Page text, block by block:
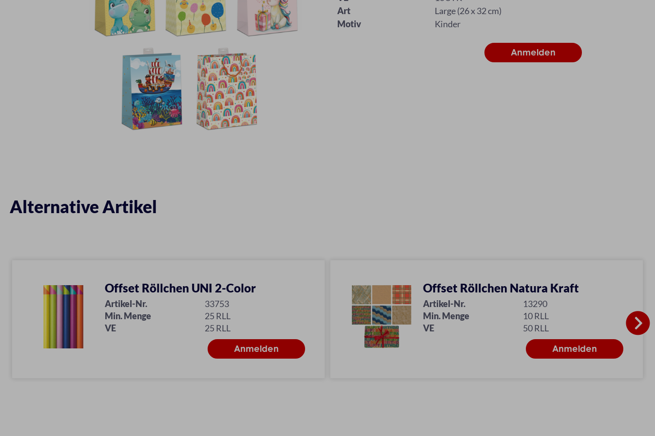
Art
Large (26 x 32 cm)
Motiv
Kinder
Alternative Artikel
Offset Röllchen UNI 2-Color
Artikel-Nr.
33753
Min. Menge
25 RLL
VE
25 RLL
Offset Röllchen Natura Kraft
Artikel-Nr.
13290
Min. Menge
10 RLL
VE
50 RLL